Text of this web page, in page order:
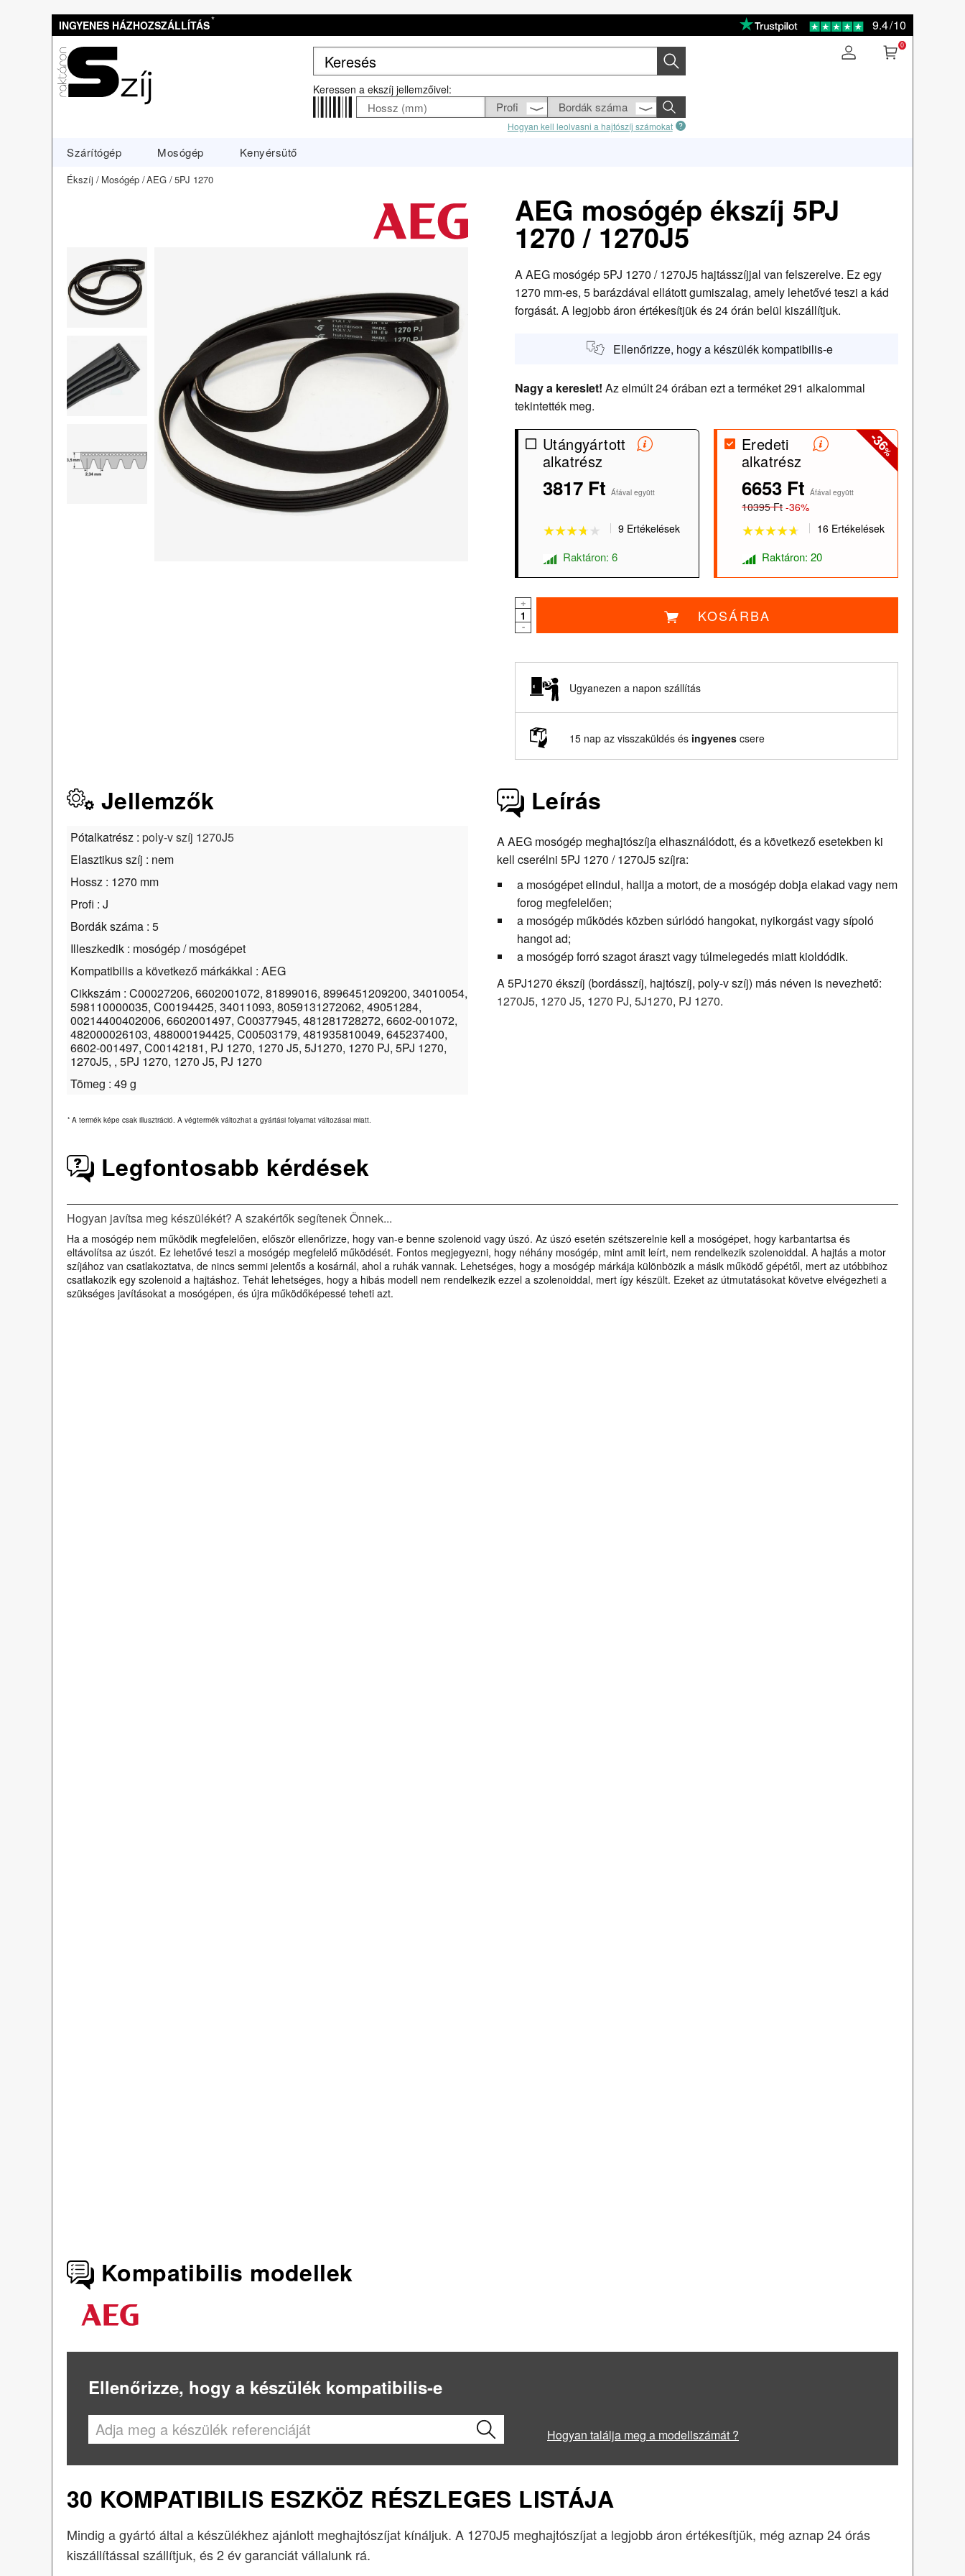
INGYENES HÁZHOZSZÁLLÍTÁS* 9.4/10
Keressen a ekszíj jellemzőivel:
Hogyan kell leolvasni a hajtószíj számokat
0
Szárítógép Mosógép Kenyérsütő
Ékszíj Mosógép AEG 5PJ 1270
AEG mosógép ékszíj 5PJ
1270 / 1270J5
A AEG mosógép 5PJ 1270 / 1270J5 hajtásszíjjal van felszerelve. Ez egy
1270 mm-es, 5 barázdával ellátott gumiszalag, amely lehetővé teszi a kád
forgását. A legjobb áron értékesítjük és 24 órán belül kiszállítjuk.
Ellenőrizze, hogy a készülék kompatibilis-e
Nagy a kereslet! Az elmúlt 24 órában ezt a terméket 291 alkalommal
tekintették meg.
Utángyártott
alkatrész
3817 Ft Áfával együtt
★★★★★
★★★★★
9 Ertékelések
Raktáron: 6
-36
%
Eredeti
alkatrész
6653 Ft Áfával együtt
10395 Ft -36%
16 Ertékelések
Raktáron: 20
+
-
KOSÁRBA
Ugyanezen a napon szállítás
15 nap az visszaküldés és ingyenes csere
Jellemzők
Pótalkatrész : poly-v szíj 1270J5
Elasztikus szíj : nem
Hossz : 1270 mm
Profi : J
Bordák száma : 5
Illeszkedik : mosógép / mosógépet
Kompatibilis a következő márkákkal : AEG
Cikkszám : C00027206, 6602001072, 81899016, 8996451209200, 34010054,
598110000035, C00194425, 34011093, 8059131272062, 49051284,
00214400402006, 6602001497, C00377945, 481281728272, 6602-001072,
482000026103, 488000194425, C00503179, 481935810049, 645237400,
6602-001497, C00142181, PJ 1270, 1270 J5, 5J1270, 1270 PJ, 5PJ 1270,
1270J5, , 5PJ 1270, 1270 J5, PJ 1270
Tömeg : 49 g
* A termék képe csak illusztráció. A végtermék változhat a gyártási folyamat változásai miatt.
Leírás
A AEG mosógép meghajtószíja elhasználódott, és a következő esetekben ki
kell cserélni 5PJ 1270 / 1270J5 szíjra:
a mosógépet elindul, hallja a motort, de a mosógép dobja elakad vagy nem
forog megfelelően;
a mosógép működés közben súrlódó hangokat, nyikorgást vagy sípoló
hangot ad;
a mosógép forró szagot áraszt vagy túlmelegedés miatt kioldódik.
A 5PJ1270 ékszíj (bordásszíj, hajtószíj, poly-v szíj) más néven is nevezhető:
1270J5, 1270 J5, 1270 PJ, 5J1270, PJ 1270.
Legfontosabb kérdések
Hogyan javítsa meg készülékét? A szakértők segítenek Önnek...
Ha a mosógép nem működik megfelelően, először ellenőrizze, hogy van-e benne szolenoid vagy úszó. Az úszó esetén szétszerelnie kell a mosógépet, hogy karbantartsa és
eltávolítsa az úszót. Ez lehetővé teszi a mosógép megfelelő működését. Fontos megjegyezni, hogy néhány mosógép, mint amit leírt, nem rendelkezik szolenoiddal. A hajtás a motor
szíjához van csatlakoztatva, de nincs semmi jelentős a kosárnál, ahol a ruhák vannak. Lehetséges, hogy a mosógép márkája különbözik a másik működő gépétől, mert az utóbbihoz
csatlakozik egy szolenoid a hajtáshoz. Tehát lehetséges, hogy a hibás modell nem rendelkezik ezzel a szolenoiddal, mert így készült. Ezeket az útmutatásokat követve elvégezheti a
szükséges javításokat a mosógépen, és újra működőképessé teheti azt.
Kompatibilis modellek
Ellenőrizze, hogy a készülék kompatibilis-e
Hogyan találja meg a modellszámát ?
30 KOMPATIBILIS ESZKÖZ RÉSZLEGES LISTÁJA
Mindig a gyártó által a készülékhez ajánlott meghajtószíjat kínáljuk. A 1270J5 meghajtószíjat a legjobb áron értékesítjük, még aznap 24 órás
kiszállítással szállítjuk, és 2 év garanciát vállalunk rá.